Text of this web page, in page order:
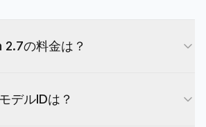
の料金は？
（$0.144/秒）です。10秒の
デルIDは？